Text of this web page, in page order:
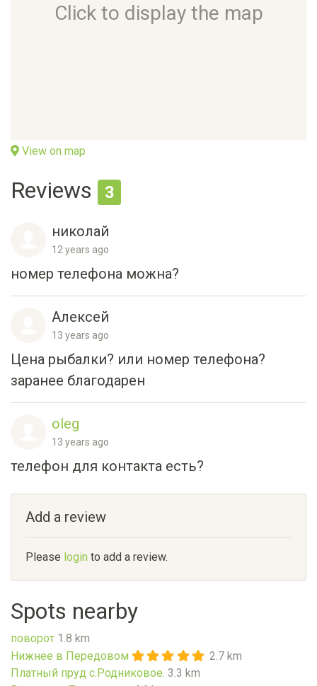
Click to display the map
View on map
Reviews 3
николай
12 years ago
номер телефона можна?
Алексей
13 years ago
Цена рыбалки? или номер телефона?
заранее благодарен
oleg
13 years ago
телефон для контакта есть?
Add a review
Please login to add a review.
Spots nearby
поворот 1.8 km
Нижнее в Передовом
2.7 km
Платный пруд с.Родниковое. 3.3 km